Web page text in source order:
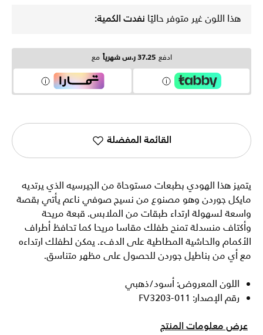
هذا اللون غير متوفر حاليًا نفدت الكمية:
ادفع 37.25 ر.س شهرياً مع
القائمة المفضلة
يتميز هذا الهودي بطبعات مستوحاة من الجيرسيه الذي يرتديه
مايكل جوردن وهو مصنوع من نسيج صوفي ناعم يأتي بقصة
واسعة لسهولة ارتداء طبقات من الملابس. قبعة مريحة
وأكتاف منسدلة تمنح طفلك مقاسا مريحا كما تحافظ أطراف
الأكمام والحاشية المطاطية على الدفء. يمكن لطفلك ارتداءه
مع أي من بناطيل جوردن للحصول على مظهر متناسق.
اللون المعروض: أسود/ذهبي
رقم الإصدار: FV3203-011
عرض معلومات المنتج